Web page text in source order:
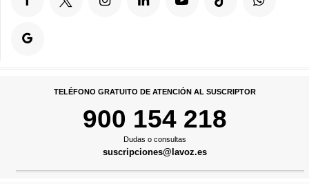
TELÉFONO GRATUITO DE ATENCIÓN AL SUSCRIPTOR
900 154 218
Dudas o consultas
suscripciones@lavoz.es